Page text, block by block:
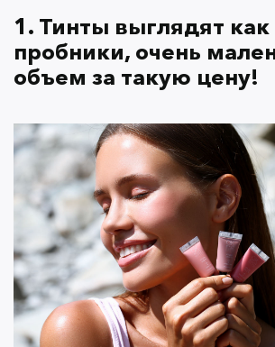
применении.
Маленький тюбик удобно носить с
нанести или поправить макияж.
занимает места в косметичке и
три средства: румяна, тени и
Поэтому размер тинтов — не
преимущество!
1. Тинты выглядят как
пробники, очень
объем за такую цену!